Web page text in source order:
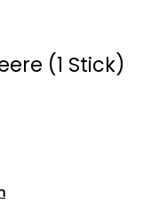
(1 Stick)